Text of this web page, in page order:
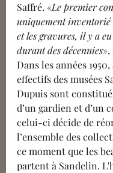
Saffré. «Le premier
uniquement inventorié
et les gravures, il y a
durant des décennies
Dans les années
effectifs des musées
Dupuis sont
d’un gardien et d’un
celui-ci décide de
l’ensemble des
ce moment que les
partent à Sandelin.